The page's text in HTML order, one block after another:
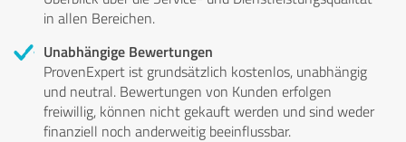
in allen Bereichen.
Unabhängige Bewertungen
ProvenExpert ist grundsätzlich kostenlos, unabhängig
und neutral. Bewertungen von Kunden erfolgen
freiwillig, können nicht gekauft werden und sind weder
finanziell noch anderweitig beeinflussbar.